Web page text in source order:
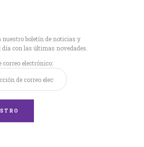
nuestro boletín de noticias y
con las últimas novedades.
correo electrónico: